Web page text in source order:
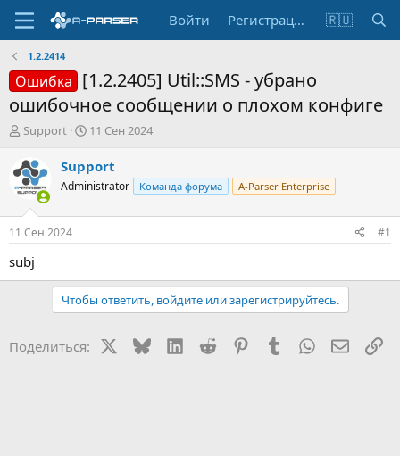
Войти Регистрация 🇷🇺
1.2.2414
Ошибка [1.2.2405] Util::SMS - убрано
ошибочное сообщении о плохом конфиге
А
т
о
р
т
е
м
ы
Support
Д
т
а
н
а
11 Сен 2024
Support
Administrator Команда форума A-Parser Enterprise
11 Сен 2024 #1
subj
Чтобы ответить, войдите или зарегистрируйтесь.
Поделиться: BlueskyLinkedIn
Reddit PinterestTumblr WhatsApp